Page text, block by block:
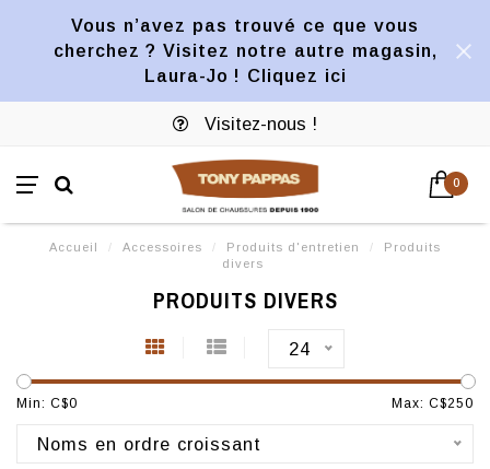
Vous n’avez pas trouvé ce que vous
cherchez ? Visitez notre autre magasin,
Laura-Jo ! Cliquez ici
Visitez-nous !
0
Accueil / Accessoires / Produits d'entretien /
Produits
divers
PRODUITS DIVERS
24
Min: C$0 Max: C$250
Noms en ordre croissant